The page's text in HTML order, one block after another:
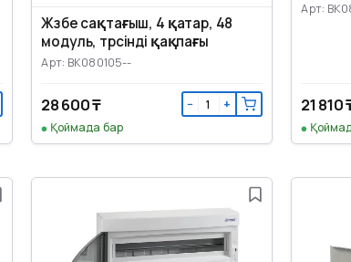
Жүзбе сақтағыш, 4 қатар, 48
модуль, түрсінді қақпағы
Арт: BK080105--
28 600 ₸ − +
Қоймада бар
Арт:
21 810